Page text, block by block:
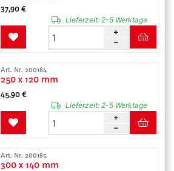
37,90 €
Lieferzeit:2-5 Werktage
Art. Nr. 200184
250 x 120 mm
45,90 €
Lieferzeit:2-5 Werktage
Art. Nr. 200185
300 x 140 mm